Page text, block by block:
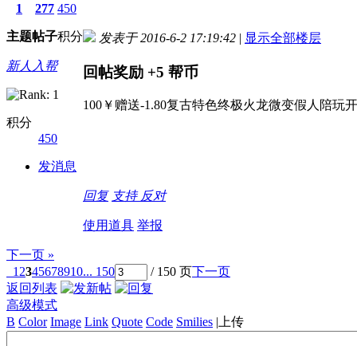
1
主题
277
帖子
450
积分
新人入帮
积分
450
发消息
发表于 2016-6-2 17:19:42 | 显示全部楼层
回帖奖励 +5 帮币
100￥赠送-1.80复古特色终极火龙微变假人陪玩
回复 支持 反对
使用道具 举报
下一页 »
1 2345678910... 150 / 150 页下一页
返回列表
高级模式
B Color Image Link Quote Code Smilies | 上传